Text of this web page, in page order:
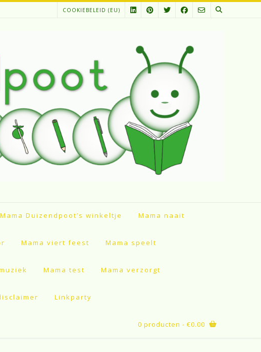
COOKIEBELEID (EU)
Mama Duizendpoot’s winkeltje Mama naait
Mama viert feest Mama speelt
Mama test Mama verzorgt
Linkparty
0 producten - €0.00